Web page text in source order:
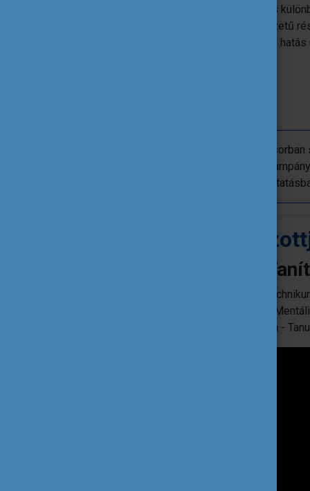
Közvetlen hatás
Hátrányos helyzetű
Szélesebb körű
Az Európai Innovatív Tanítási Díj
széleskörű európai népszerűsítési
gyakorlati példákat mutatnak be az
Az elmúlt évek
Az Európai Innovatív
Nyíregyházi SZC Vásárhelyi Pál
Csip-Csup Csodák Magánóvoda -
Egri Lenkey János Általános Iskola -